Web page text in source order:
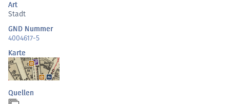
Art
Stadt
GND Nummer
4004617-5
Karte
Quellen